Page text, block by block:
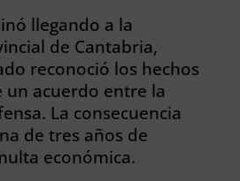
llegando a la
de Cantabria,
reconoció los hechos
un acuerdo entre la
La consecuencia
de tres años de
económica.